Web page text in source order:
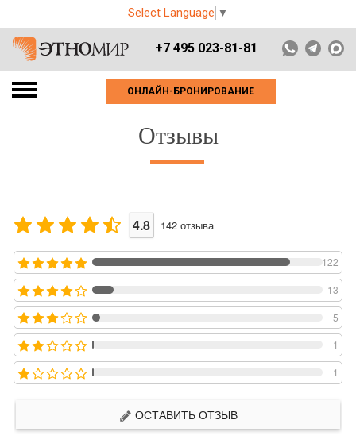
Select Language ▼
+7 495 023-81-81
ОНЛАЙН-БРОНИРОВАНИЕ
Отзывы
4.8 142 отзыва
122
13
5
1
1
ОСТАВИТЬ ОТЗЫВ